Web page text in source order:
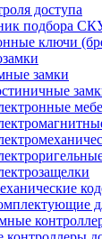
доступа
подбора
ключи
замки